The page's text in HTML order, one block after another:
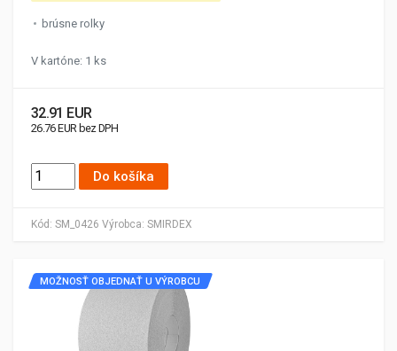
Kód: SM_0426 Výrobca: SMIRDEX
brúsne rolky
V kartóne: 1 ks
32.91 EUR
26.76 EUR bez DPH
Do košíka
MOŽNOSŤ OBJEDNAŤ U VÝROBCU